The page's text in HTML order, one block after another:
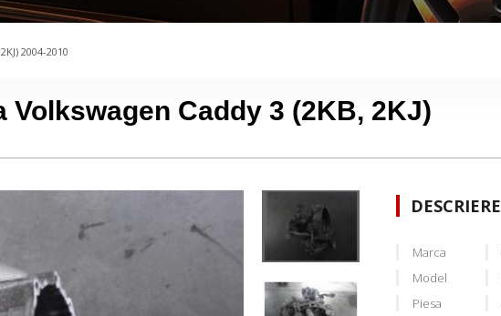
2004-2010
Volkswagen Caddy 3 (2KB, 2KJ)
DESCRIERE
Marca
Model
Piesa